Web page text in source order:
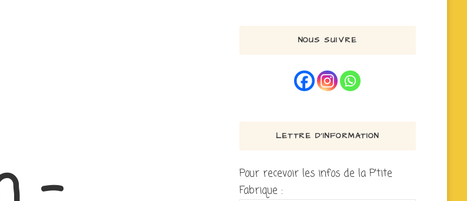
NOUS SUIVRE
LETTRE D’INFORMATION
Pour recevoir les infos de la P'tite
Fabrique :